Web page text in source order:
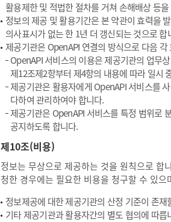
활용제한 및 적법한 절차를 거쳐 손해배상 등
정보의 제공 및 활용기간은 본 약관이 효력을
의사표시가 없는 한 1년 더 갱신되는 것으로 합
제공기관은 OpenAPI 연결의 방식으로 다음
OpenAPI 서비스의 이용은 제공기관의 업무
제12조제2항부터 제4항의 내용에 따라 일시
제공기관은 활용자에게 OpenAPI 서비스를
다하여 관리하여야 합니다.
제공기관은 OpenAPI 서비스를 특정 범위로
공지하도록 합니다.
제10조(비용)
정보는 무상으로 제공하는 것을 원칙으로 합
청한 경우에는 필요한 비용을 청구할 수 있
정보제공에 대한 제공기관의 산정 기준이 존
기타 제공기관과 활용자간의 별도 협의에 따릅